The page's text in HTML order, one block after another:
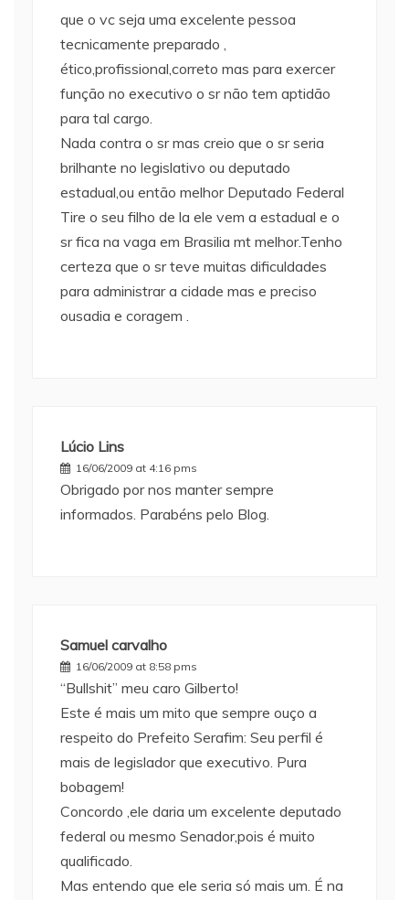
que o vc seja uma excelente pessoa
tecnicamente preparado ,
ético,profissional,correto mas para exercer
função no executivo o sr não tem aptidão
para tal cargo.
Nada contra o sr mas creio que o sr seria
brilhante no legislativo ou deputado
estadual,ou então melhor Deputado Federal
Tire o seu filho de la ele vem a estadual e o
sr fica na vaga em Brasilia mt melhor.Tenho
certeza que o sr teve muitas dificuldades
para administrar a cidade mas e preciso
ousadia e coragem .
Lúcio Lins
16/06/2009 at 4:16 pms
Obrigado por nos manter sempre
informados. Parabéns pelo Blog.
Samuel carvalho
16/06/2009 at 8:58 pms
“Bullshit” meu caro Gilberto!
Este é mais um mito que sempre ouço a
respeito do Prefeito Serafim: Seu perfil é
mais de legislador que executivo. Pura
bobagem!
Concordo ,ele daria um excelente deputado
federal ou mesmo Senador,pois é muito
qualificado.
Mas entendo que ele seria só mais um. É na